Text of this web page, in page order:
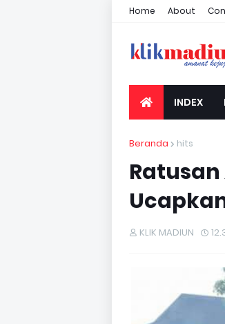
Home About
INDEX
Beranda hits
KLIK MADIUN